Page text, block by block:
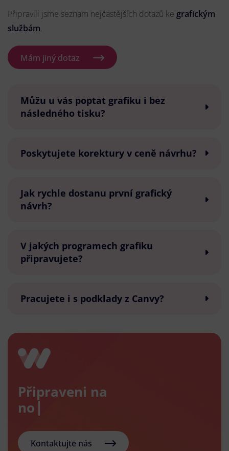
Připravili jsme seznam nejčastějších dotazů ke grafickým
službám.
Mám jiný dotaz
Můžu u vás poptat grafiku i bez
následného tisku?
Poskytujete korektury v ceně návrhu?
Jak rychle dostanu první grafický
návrh?
V jakých programech grafiku
připravujete?
Pracujete i s podklady z Canvy?
Připraveni na
nový e
Kontaktujte nás